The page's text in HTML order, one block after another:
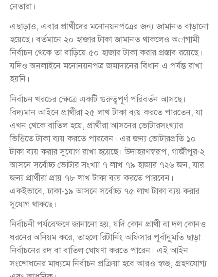
নেতারা।
এছাড়াও, এবার প্রার্থীদের মনোনয়নপত্রের জন্য জামানত বাড়ানো
হয়েছে। বর্তমানে ২০ হাজার টাকা জামানত থাকলেও অাগামী
নির্বাচন থেকে তা বাড়িয়ে ৫০ হাজার টাকা করার প্রস্তাব রয়েছে।
যদিও অনলাইনে মনোনয়নপত্র জমাদানের বিধান এ পর্যন্ত রাখা
হয়নি।
নির্বাচন খরচের ক্ষেত্রে একটি গুরুত্বপূর্ণ পরিবর্তন আসছে।
বিদ্যমান আইনে প্রার্থীরা ২৫ লাখ টাকা ব্যয় করতে পারতেন, যা
এখন থেকে বাতিল হয়ে, প্রার্থীরা আসনের ভোটারসংখ্যার
ভিত্তিতে টাকা ব্যয় করতে পারবেন। এর জন্য ভোটারপ্রতি ১০
টাকা ব্যয় করার সুযোগ রাখা হয়েছে। উদাহরণস্বরূপ, গাজীপুর-২
আসনে সর্বোচ্চ ভোটার সংখ্যা ৭ লাখ ৭৯ হাজার ৭২৬ জন, যার
জন্য প্রার্থীরা প্রায় ৭৮ লাখ টাকা ব্যয় করতে পারবেন।
একইভাবে, ঢাকা-১৯ আসনে সর্বোচ্চ ৭৫ লাখ টাকা ব্যয় করার
সুযোগ থাকছে।
নির্বাচনী পর্যবেক্ষণে জানানো হয়, যদি কোন প্রার্থী বা দল কোনও
ধরনের অনিয়ম করে, তাহলে রিটার্নিং অফিসার পূর্বানুমতি ছাড়া
নির্বাচনের রদ বা বাতিল ঘোষণা করতে পারেন। এই আইন
সংশোধনের মাধ্যমে নির্বাচন প্রক্রিয়া হবে আরও স্বচ্ছ, গ্রহণযোগ্য